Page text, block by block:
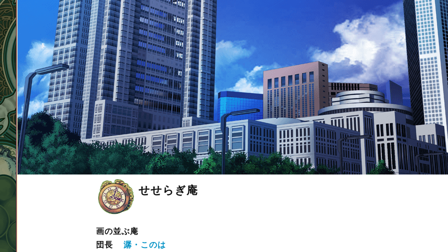
せせらぎ庵
画の並ぶ庵
団長 潺・このは